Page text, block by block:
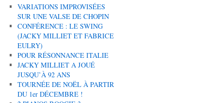
VARIATIONS IMPROVISÉES
SUR UNE VALSE DE CHOPIN
CONFÉRENCE : LE SWING
(JACKY MILLIET ET FABRICE
EULRY)
POUR RÉSONNANCE ITALIE
JACKY MILLIET A JOUÉ
JUSQU’À 92 ANS
TOURNÉE DE NOËL À PARTIR
DU 1er DÉCEMBRE !